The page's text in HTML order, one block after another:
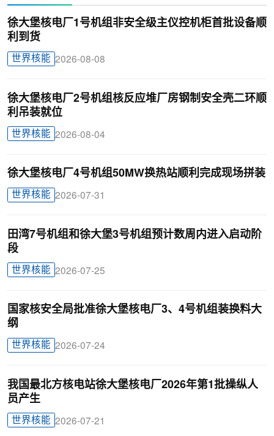
徐大堡核电厂1号机组非安全级主仪控机柜首批设备顺
利到货
世界核能 2026-08-08
徐大堡核电厂2号机组核反应堆厂房钢制安全壳二环顺
利吊装就位
世界核能 2026-08-04
徐大堡核电厂4号机组50MW换热站顺利完成现场拼装
世界核能 2026-07-31
田湾7号机组和徐大堡3号机组预计数周内进入启动阶
段
世界核能 2026-07-25
国家核安全局批准徐大堡核电厂3、4号机组装换料大
纲
世界核能 2026-07-24
我国最北方核电站徐大堡核电厂2026年第1批操纵人
员产生
世界核能 2026-07-21